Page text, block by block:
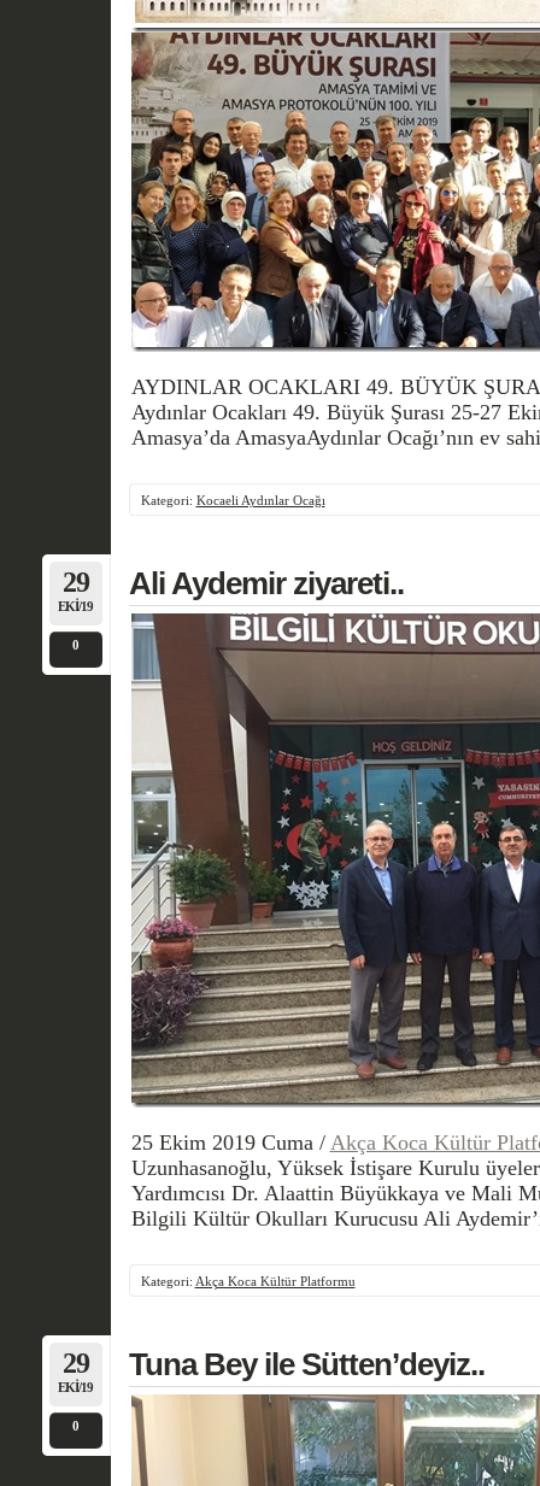
AYDINLAR OCAKLARI 49. BÜYÜK
Aydınlar Ocakları 49. Büyük Şurası 25-27
Amasya’da AmasyaAydınlar Ocağı’nın ev
Kategori: Kocaeli Aydınlar Ocağı
29
EKI/19
0
Ali Aydemir ziyareti..
25 Ekim 2019 Cuma / Akça Koca Kültür
Uzunhasanoğlu, Yüksek İstişare Kurulu
Yardımcısı Dr. Alaattin Büyükkaya ve Mali
Bilgili Kültür Okulları Kurucusu Ali
Kategori: Akça Koca Kültür Platformu
29
EKI/19
0
Tuna Bey ile Sütten’deyiz..